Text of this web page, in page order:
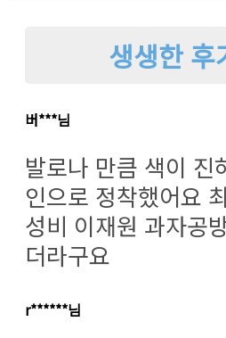
생생한 후
버***님
발로나 만큼 색이 진
인으로 정착했어요
성비 이재원 과자공
더라구요
r******님